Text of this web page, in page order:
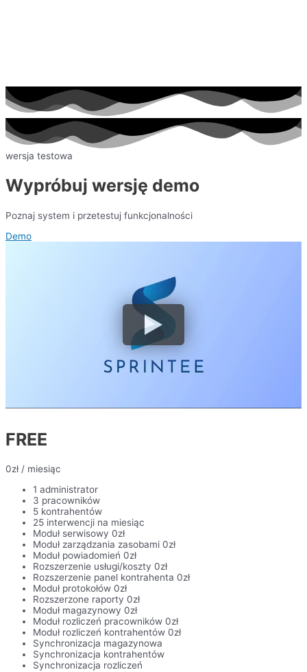
wersja testowa
Wypróbuj wersję demo
Poznaj system i przetestuj funkcjonalności
Demo
FREE
0zł / miesiąc
1 administrator
3 pracowników
5 kontrahentów
25 interwencji na miesiąc
Moduł serwisowy 0zł
Moduł zarządzania zasobami 0zł
Moduł powiadomień 0zł
Rozszerzenie usługi/koszty 0zł
Rozszerzenie panel kontrahenta 0zł
Moduł protokołów 0zł
Rozszerzone raporty 0zł
Moduł magazynowy 0zł
Moduł rozliczeń pracowników 0zł
Moduł rozliczeń kontrahentów 0zł
Synchronizacja magazynowa
Synchronizacja kontrahentów
Synchronizacja rozliczeń